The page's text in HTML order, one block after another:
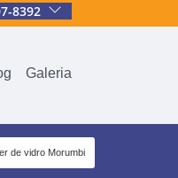
8392
Galeria
de vidro Morumbi